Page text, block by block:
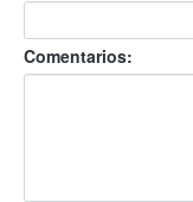
Comentarios: